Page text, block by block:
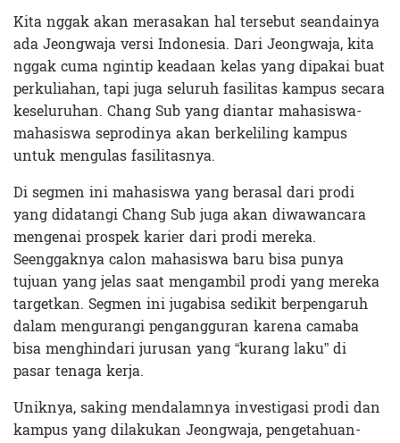
Kita nggak akan merasakan hal tersebut seandainya
ada Jeongwaja versi Indonesia. Dari Jeongwaja, kita
nggak cuma ngintip keadaan kelas yang dipakai buat
perkuliahan, tapi juga seluruh fasilitas kampus secara
keseluruhan. Chang Sub yang diantar mahasiswa-
mahasiswa seprodinya akan berkeliling kampus
untuk mengulas fasilitasnya.
Di segmen ini mahasiswa yang berasal dari prodi
yang didatangi Chang Sub juga akan diwawancara
mengenai prospek karier dari prodi mereka.
Seenggaknya calon mahasiswa baru bisa punya
tujuan yang jelas saat mengambil prodi yang mereka
targetkan. Segmen ini jugabisa sedikit berpengaruh
dalam mengurangi pengangguran karena camaba
bisa menghindari jurusan yang “kurang laku” di
pasar tenaga kerja.
Uniknya, saking mendalamnya investigasi prodi dan
kampus yang dilakukan Jeongwaja, pengetahuan-